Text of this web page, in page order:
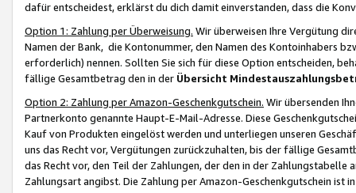
dafür entscheidest, erklärst du dich damit einverstanden, dass die
Option 1: Zahlung per Überweisung. Wir überweisen Ihre Vergütung
Namen der Bank, die Kontonummer, den Namen des Kontoinhabers
erforderlich) nennen. Sollten Sie sich für diese Option entscheiden,
fällige Gesamtbetrag den in der Übersicht
Option 2: Zahlung per Amazon-Geschenkgutschein. Wir übersenden
Partnerkonto genannte Haupt-E-Mail-Adresse. Diese
Kauf von Produkten eingelöst werden und unterliegen unseren
uns das Recht vor, Vergütungen zurückzuhalten, bis der fällige
das Recht vor, den Teil der Zahlungen, der den in der
Zahlungsart angibst. Die Zahlung per Amazon-Geschenkgutschein ist